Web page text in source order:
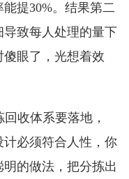
提30%。结果第二
致每人处理的量下
眼了，光想着效
收体系要落地，
必须符合人性，你
的做法，把分拣出